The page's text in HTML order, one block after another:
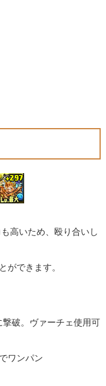
高いため、殴り合いし
ができます。
破。ヴァーチェ使用可
ワンパン